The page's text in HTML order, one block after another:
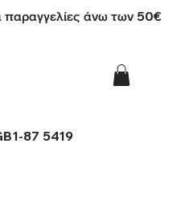
άνω των 50€
87 5419